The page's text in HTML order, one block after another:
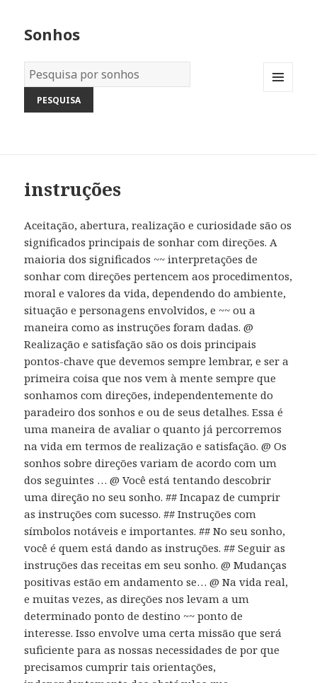
Sonhos
Dicionário
dos
Sonhos:
instruções
Aceitação, abertura, realização e curiosidade são os
significados principais de sonhar com direções. A
maioria dos significados ~~ interpretações de
sonhar com direções pertencem aos procedimentos,
moral e valores da vida, dependendo do ambiente,
situação e personagens envolvidos, e ~~ ou a
maneira como as instruções foram dadas. @
Realização e satisfação são os dois principais
pontos-chave que devemos sempre lembrar, e ser a
primeira coisa que nos vem à mente sempre que
sonhamos com direções, independentemente do
paradeiro dos sonhos e ou de seus detalhes. Essa é
uma maneira de avaliar o quanto já percorremos
na vida em termos de realização e satisfação. @ Os
sonhos sobre direções variam de acordo com um
dos seguintes … @ Você está tentando descobrir
uma direção no seu sonho. ## Incapaz de cumprir
as instruções com sucesso. ## Instruções com
símbolos notáveis ​​e importantes. ## No seu sonho,
você é quem está dando as instruções. ## Seguir as
instruções das receitas em seu sonho. @ Mudanças
positivas estão em andamento se… @ Na vida real,
e muitas vezes, as direções nos levam a um
determinado ponto de destino ~~ ponto de
interesse. Isso envolve uma certa missão que será
suficiente para as nossas necessidades de por que
precisamos cumprir tais orientações,